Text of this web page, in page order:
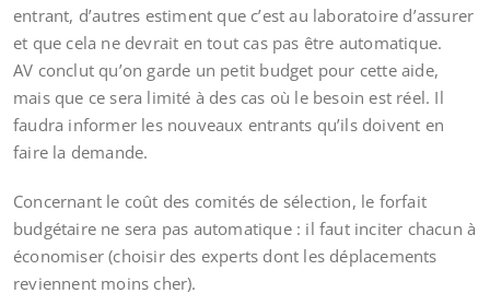
entrant, d’autres estiment que c’est au laboratoire d’assurer
et que cela ne devrait en tout cas pas être automatique.
AV conclut qu’on garde un petit budget pour cette aide,
mais que ce sera limité à des cas où le besoin est réel. Il
faudra informer les nouveaux entrants qu’ils doivent en
faire la demande.
Concernant le coût des comités de sélection, le forfait
budgétaire ne sera pas automatique : il faut inciter chacun à
économiser (choisir des experts dont les déplacements
reviennent moins cher).